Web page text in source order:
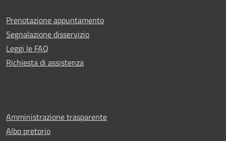
Prenotazione appuntamento
Segnalazione disservizio
Leggi le FAQ
Richiesta di assistenza
Amministrazione trasparente
Albo pretorio